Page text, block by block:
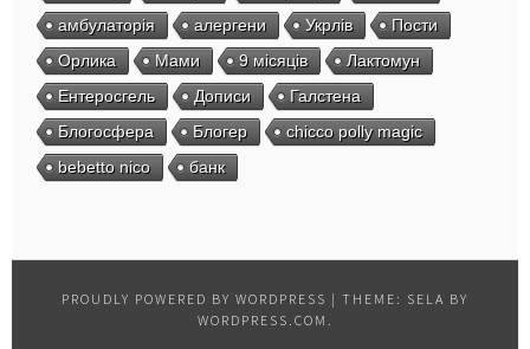
амбулаторія
алергени Укрлів
Пости
Орлика
Мами 9 місяців
Лактомун
Ентеросгель
Дописи
Галстена
Блогосфера
Блогер
chicco polly magic
bebetto nico
банк
PROUDLY POWERED BY WORDPRESS | THEME: SELA BY
WORDPRESS.COM